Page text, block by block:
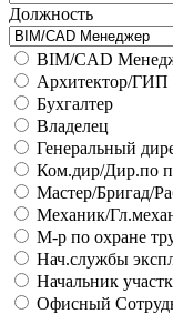
Должность
BIM/CAD
Архитектор/ГИП
Бухгалтер
Владелец
Генеральный
Ком.дир/Дир.по
Мастер/Бригад/
Механик/
М-р по охране
Нач.службы
Начальник
Офисный